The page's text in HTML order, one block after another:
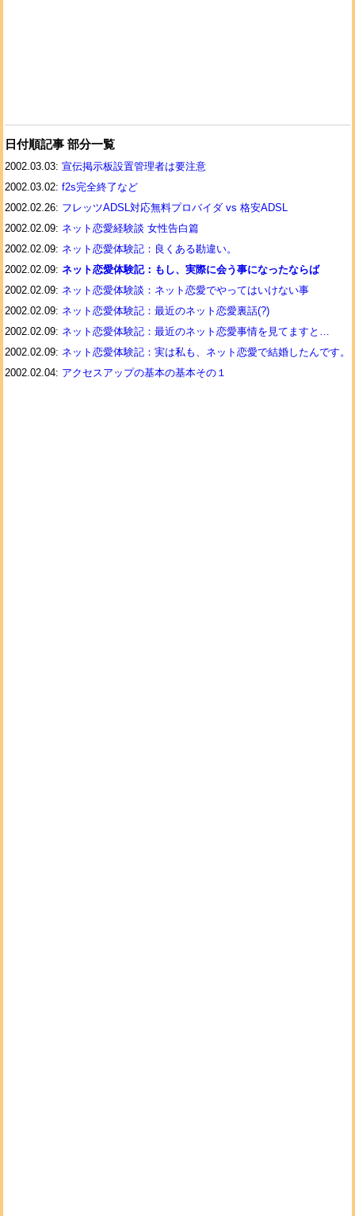
日付順記事 部分一覧
2002.03.03: 宣伝掲示板設置管理者は要注意
2002.03.02: f2s完全終了など
2002.02.26: フレッツADSL対応無料プロバイダ vs 格安ADSL
2002.02.09: ネット恋愛経験談 女性告白篇
2002.02.09: ネット恋愛体験記：良くある勘違い。
2002.02.09: ネット恋愛体験記：もし、実際に会う事になったならば
2002.02.09: ネット恋愛体験談：ネット恋愛でやってはいけない事
2002.02.09: ネット恋愛体験記：最近のネット恋愛裏話(?)
2002.02.09: ネット恋愛体験記：最近のネット恋愛事情を見てますと…
2002.02.09: ネット恋愛体験記：実は私も、ネット恋愛で結婚したんです。
2002.02.04: アクセスアップの基本の基本その１